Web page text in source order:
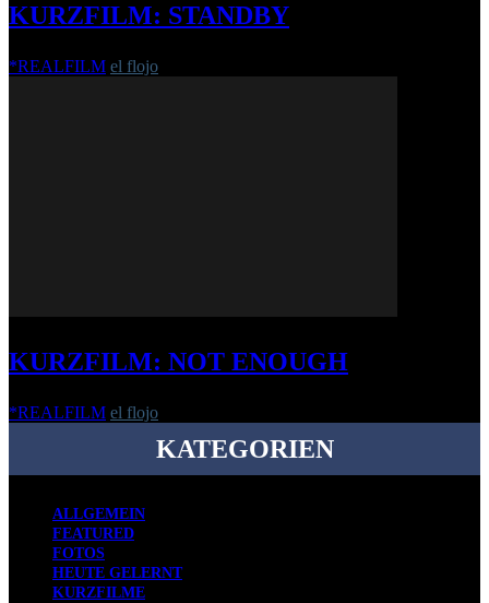
KURZFILM: STANDBY
*REALFILM el flojo
KURZFILM: NOT ENOUGH
*REALFILM el flojo
KATEGORIEN
ALLGEMEIN
FEATURED
FOTOS
HEUTE GELERNT
KURZFILME